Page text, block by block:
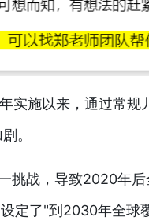
实施以来，通过常
。
挑战，导致2020年
定了"到2030年全球